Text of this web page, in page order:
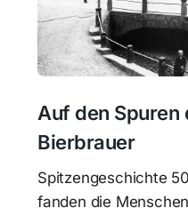
Auf den Spuren
Bierbrauer
Spitzengeschichte
fanden die